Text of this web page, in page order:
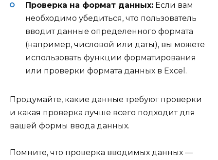
Проверка на формат данных: Если вам
необходимо убедиться, что пользователь
вводит данные определенного формата
(например, числовой или даты), вы можете
использовать функции форматирования
или проверки формата данных в Excel.
Продумайте, какие данные требуют проверки
и какая проверка лучше всего подходит для
вашей формы ввода данных.
Помните, что проверка вводимых данных —